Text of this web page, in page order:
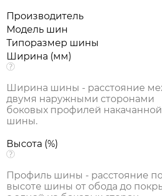
Производитель
Модель шин
Типоразмер шины
Ширина (мм)
Ширина шины - расстояние
двумя наружными сторонами
боковых профилей накачанной
шины.
Высота (%)
Профиль шины - расстояние
высоте шины от обода до